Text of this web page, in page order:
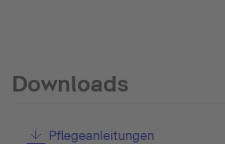
Downloads
Pflegeanleitungen